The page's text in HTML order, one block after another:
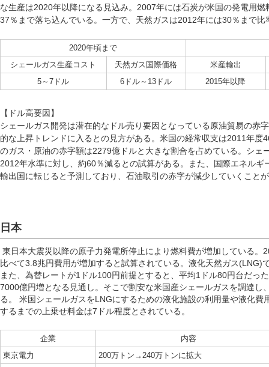
な生産は2020年以降になる見込み。2007年には石炭が米国の発電用
37％まで落ち込んでいる。一方で、天然ガスは2012年には30％まで比
2020年頃まで
シェールガス生産コスト
天然ガス国際価格
米産輸出
5～7ドル
6ドル～13ドル 2015年以降
【ドル高要因】
シェールガス開発は潜在的なドル売り要因となっている原油貿易の赤
的な上昇トレンドに入るとの見方がある。米国の経常収支は2011年度
のガス・原油の赤字額は2279億ドルと大きな割合を占めている。シェ
2012年水準に対し、約60％減るとの試算がある。また、国際エネル
輸出国に転じると予測しており、石油取引の赤字が減少していくこと
日本
東日本大震災以降の原子力発電所停止により燃料費が増加している。
比べて3.8兆円費用が増加すると試算されている。液化天然ガス(LNG)
また、為替レートが1ドル100円前提とすると、平均1ドル80円台だっ
7000億円増となる見通し。そこで割安な米国産シェールガスを調達し
る。 米国シェールガスをLNGにするための液化施設の利用量や液化費
するまでの上乗せ料金は7ドル程度とされている。
企業
内容
東京電力
200万トン→240万トンに拡大